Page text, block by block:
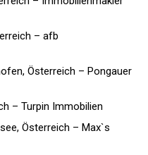
– afb
Österreich – Pongauer
– Turpin Immobilien
Österreich – Max`s